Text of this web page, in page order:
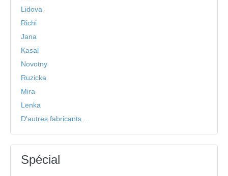
Lidova
Richi
Jana
Kasal
Novotny
Ruzicka
Mira
Lenka
D'autres fabricants ...
Spécial